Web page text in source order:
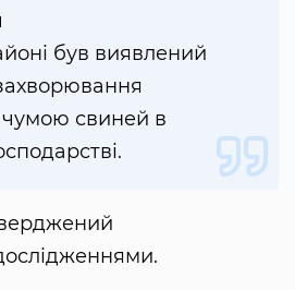
був виявлений
свиней в